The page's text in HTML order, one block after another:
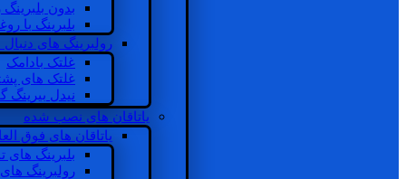
بدون
بلبرینگ با
رولبرینگ های
غلتک بادامک
غلتک های
نیدل بیرینگ
یاتاقان های نصب شده
یاتاقان های فوق
بلبرینگ های
رولبرینگ